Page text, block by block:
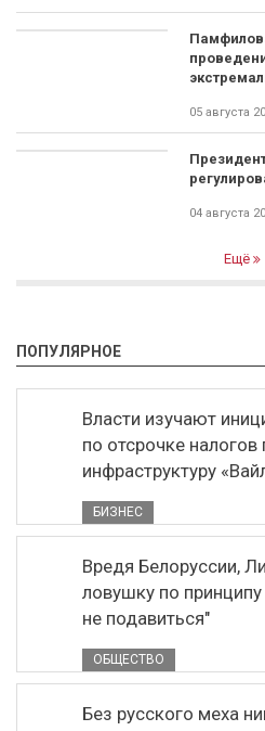
05 августа
04 августа
Ещё
ПОПУЛЯРНОЕ
Власти изучают
по отсрочке налогов
инфраструктуру
БИЗНЕС
Вредя Белоруссии,
ловушку по
не подавиться"
ОБЩЕСТВО
Без русского меха